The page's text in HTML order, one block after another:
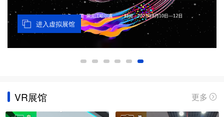
进入直播大厅
VR展馆 更多